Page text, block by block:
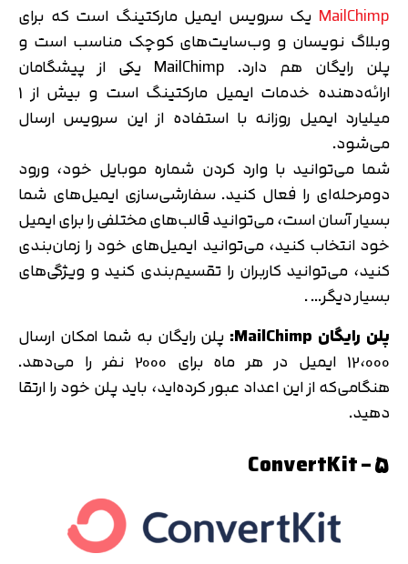
MailChimp یک سرویس ایمیل مارکتینگ است که برای
وبلاگ نویسان و وب‌سایت‌های کوچک مناسب است و
پلن رایگان هم دارد. MailChimp یکی از پیشگامان
ارائه‌دهنده خدمات ایمیل مارکتینگ است و بیش از 1
میلیارد ایمیل روزانه با استفاده از این سرویس ارسال
می‌شود.
شما می‌توانید با وارد کردن شماره موبایل خود، ورود
دومرحله‌ای را فعال کنید. سفارشی‌سازی ایمیل‌های شما
بسیار آسان است، می‌توانید قالب‌های مختلفی را برای ایمیل
خود انتخاب کنید، می‌توانید ایمیل‌های خود را زمان‌بندی
کنید، می‌توانید کاربران را تقسیم‌بندی کنید و ویژگی‌های
بسیار دیگر… .
پلن رایگان MailChimp:
پلن رایگان به شما امکان ارسال
12،000 ایمیل در هر ماه برای 2000 نفر را می‌دهد.
هنگامی‌که از این اعداد عبور کرده‌اید، باید پلن خود را ارتقا
دهید.
5 – ConvertKit